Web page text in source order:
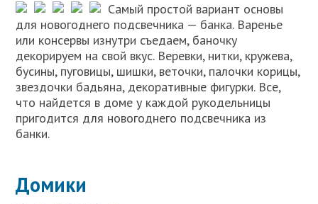
Самый простой вариант основы
для новогоднего подсвечника — банка. Варенье
или консервы изнутри съедаем, баночку
декорируем на свой вкус. Веревки, нитки, кружева,
бусины, пуговицы, шишки, веточки, палочки корицы,
звездочки бадьяна, декоративные фигурки. Все,
что найдется в доме у каждой рукодельницы
пригодится для новогоднего подсвечника из
банки.
Домики